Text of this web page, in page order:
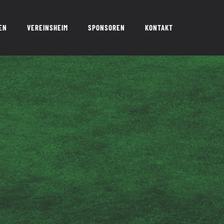
VEREINSHEIM SPONSOREN KONTAKT